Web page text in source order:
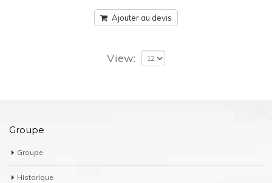
Ajouter au devis
View:
Groupe
Groupe
Historique